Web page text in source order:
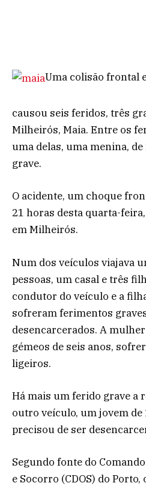
Uma colisão frontal
causou seis feridos, três
Milheirós, Maia. Entre os
uma delas, uma menina,
grave.
O acidente, um choque
21 horas desta quarta-
em Milheirós.
Num dos veículos viajava
pessoas, um casal e três
condutor do veículo e a
sofreram ferimentos
desencarcerados. A
gémeos de seis anos,
ligeiros.
Há mais um ferido grave a
outro veículo, um jovem de
precisou de ser
Segundo fonte do
e Socorro (CDOS) do